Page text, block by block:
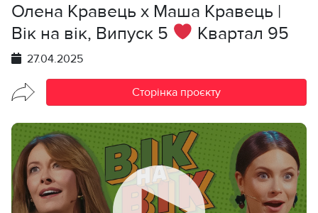
Олена Кравець х Маша Кравець |
Вік на вік, Випуск 5
Квартал 95
27.04.2025
Сторінка проєкту